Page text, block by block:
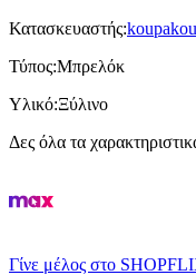
Κατασκευαστής:
Τύπος:Μπρελόκ
Υλικό:Ξύλινο
Δες όλα τα
Γίνε μέλος στο